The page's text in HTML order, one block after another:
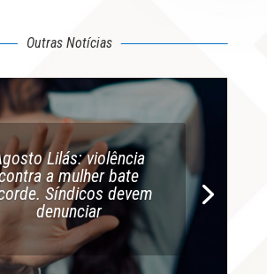
Outras Notícias
Lilás: violência
a mulher bate
Síndicos devem
denunciar